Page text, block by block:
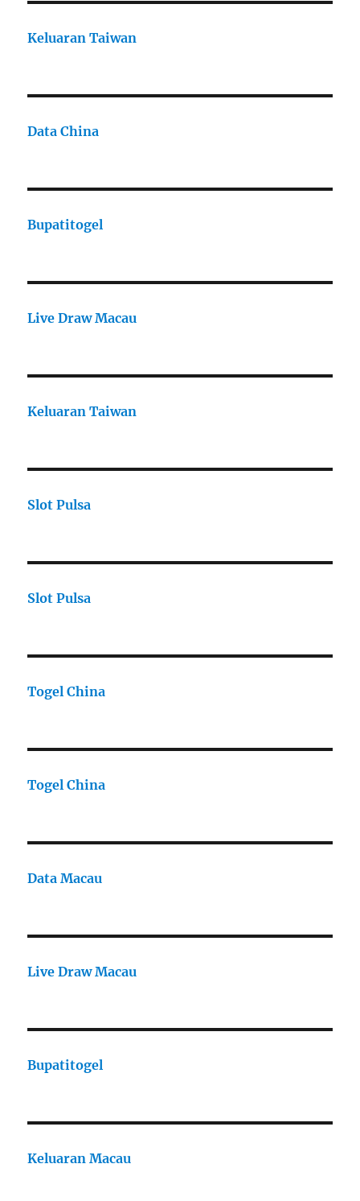
Keluaran Taiwan
Data China
Bupatitogel
Live Draw Macau
Keluaran Taiwan
Slot Pulsa
Slot Pulsa
Togel China
Togel China
Data Macau
Live Draw Macau
Bupatitogel
Keluaran Macau